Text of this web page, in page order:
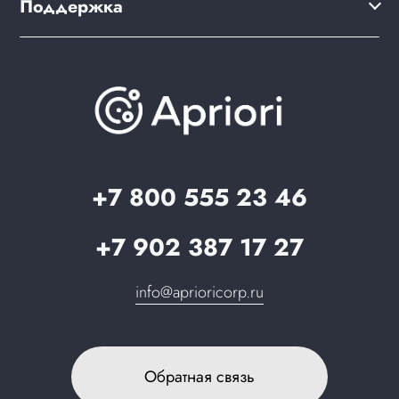
+7 800 555 23 46
+7 902 387 17 27
info@aprioricorp.ru
Обратная связь
Brander: подбор названия сайта
Скидки и бонусы
О компании
Поддержка
Документация
Вопрос-ответ
Запрос в поддержку